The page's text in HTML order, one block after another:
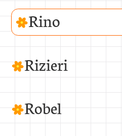
Rino
Rizieri
Robel